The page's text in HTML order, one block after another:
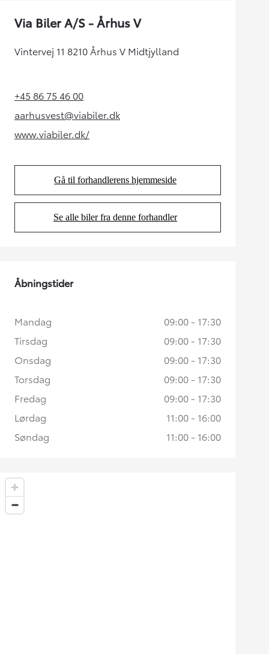
Via Biler A/S - Århus V
Vintervej 11 8210 Århus V Midtjylland
+45 86 75 46 00(Opens in new tab)
aarhusvest@viabiler.dk
(Opens in new tab)
www.viabiler.dk/(Opens in new tab)
Gå til forhandlerens hjemmeside
(Opens in new tab)
Se alle biler fra denne forhandler
(Opens in new tab)
Åbningstider
Mandag
09:00 - 17:30
Tirsdag
09:00 - 17:30
Onsdag
09:00 - 17:30
Torsdag
09:00 - 17:30
Fredag
09:00 - 17:30
Lørdag
11:00 - 16:00
Søndag
11:00 - 16:00